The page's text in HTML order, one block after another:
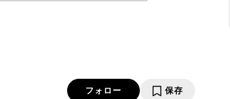
フォロー 保存